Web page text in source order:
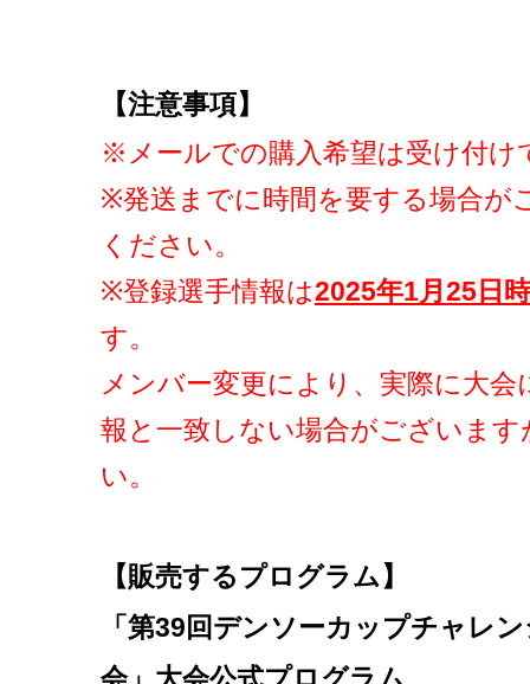
【注意事項】
※メールでの購入希望は受け付け
※発送までに時間を要する場合が
ください。
※登録選手情報は2025年1月25日
す。
メンバー変更により、実際に大
報と一致しない場合がございま
い。
【販売するプログラム】
「第39回デンソーカップチャレ